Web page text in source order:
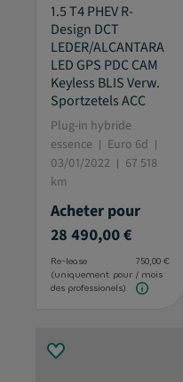
1.5 T4 PHEV R-
Design DCT
LEDER/ALCANTARA
LED GPS PDC CAM
Keyless BLIS Verw.
Sportzetels ACC
Plug-in hybride
essence
Euro 6d
03/01/2022
67 518
km
Acheter pour
28 490,00 €
Re-lease
(uniquement pour
des professionels)
750,00 €
/ mois